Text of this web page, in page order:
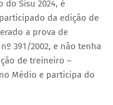
do Sisu 2024, é
da edição de
a prova de
391/2002, e não tenha
de treineiro –
Médio e participa do